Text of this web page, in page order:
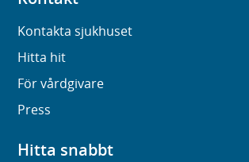
Kontakta sjukhuset
Hitta hit
För vårdgivare
Press
Hitta snabbt